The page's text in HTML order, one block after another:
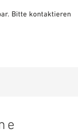
Bitte kontaktieren